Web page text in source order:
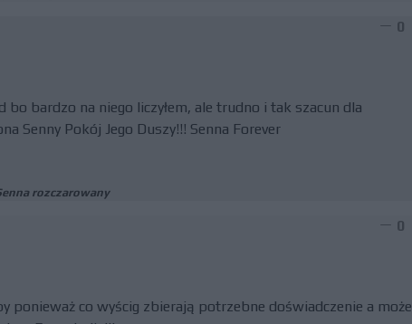
0
bo bardzo na niego liczyłem, ale trudno i tak szacun dla
Senny Pokój Jego Duszy!!! Senna Forever
rozczarowany
0
ponieważ co wyścig zbierają potrzebne doświadczenie a może